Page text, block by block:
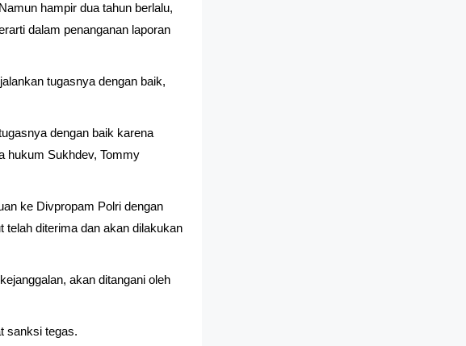
hampir dua tahun berlalu,
dalam penanganan laporan
tugasnya dengan baik,
dengan baik karena
hukum Sukhdev, Tommy
ke Divpropam Polri dengan
telah diterima dan akan dilakukan
akan ditangani oleh
sanksi tegas.